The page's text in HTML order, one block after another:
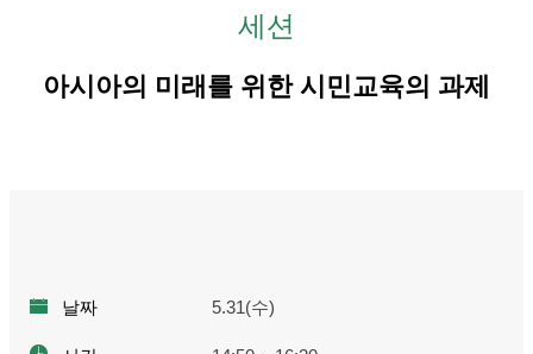
세션
아시아의 미래를 위한 시민교육의 과제
날짜 5.31(수)